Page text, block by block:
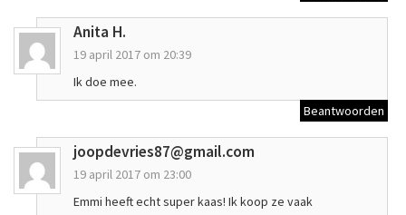
Anita H.
19 april 2017 om 20:39
Ik doe mee.
Beantwoorden
joopdevries87@gmail.com
19 april 2017 om 23:00
Emmi heeft echt super kaas! Ik koop ze vaak